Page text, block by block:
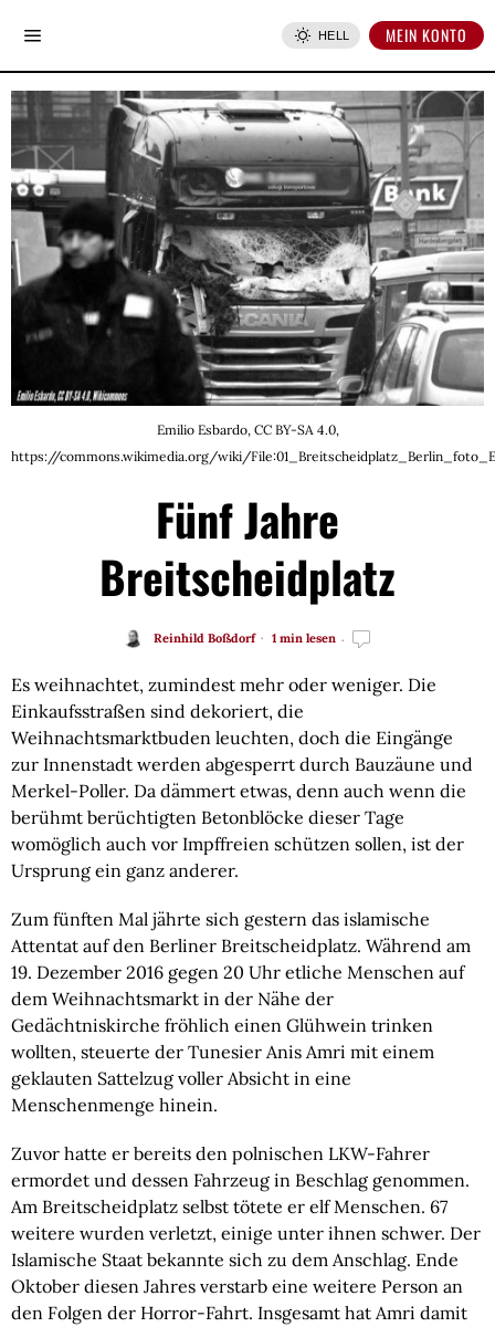
HELL MEIN KONTO
Emilio Esbardo, CC BY-SA 4.0,
https://commons.wikimedia.org/wiki/
Fünf Jahre
Breitscheidplatz
Reinhild Boßdorf 1 min lesen
Es weihnachtet, zumindest mehr oder weniger. Die
Einkaufsstraßen sind dekoriert, die
Weihnachtsmarktbuden leuchten, doch die Eingänge
zur Innenstadt werden abgesperrt durch Bauzäune und
Merkel-Poller. Da dämmert etwas, denn auch wenn die
berühmt berüchtigten Betonblöcke dieser Tage
womöglich auch vor Impffreien schützen sollen, ist der
Ursprung ein ganz anderer.
Zum fünften Mal jährte sich gestern das islamische
Attentat auf den Berliner Breitscheidplatz. Während am
19. Dezember 2016 gegen 20 Uhr etliche Menschen auf
dem Weihnachtsmarkt in der Nähe der
Gedächtniskirche fröhlich einen Glühwein trinken
wollten, steuerte der Tunesier Anis Amri mit einem
geklauten Sattelzug voller Absicht in eine
Menschenmenge hinein.
Zuvor hatte er bereits den polnischen LKW-Fahrer
ermordet und dessen Fahrzeug in Beschlag genommen.
Am Breitscheidplatz selbst tötete er elf Menschen. 67
weitere wurden verletzt, einige unter ihnen schwer. Der
Islamische Staat bekannte sich zu dem Anschlag. Ende
Oktober diesen Jahres verstarb eine weitere Person an
den Folgen der Horror-Fahrt. Insgesamt hat Amri damit